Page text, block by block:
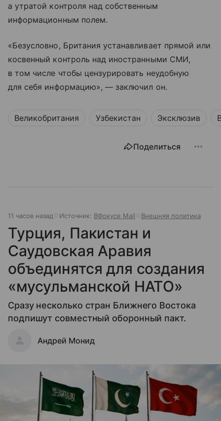
а утратой контроля над собственным
информационным полем.
«Безусловно, Британия устанавливает прямой или
косвенный контроль над иностранными СМИ,
в том числе чтобы цензурировать неудобную
для себя информацию», — заключил он.
Великобритания Узбекистан Эксклюзив
Поделиться
11 часов назад Источник: ВФокусе Mail Внешняя политика
Турция, Пакистан и
Саудовская Аравия
объединятся для создания
«мусульманской НАТО»
Сразу несколько стран Ближнего Востока
подпишут совместный оборонный пакт.
Андрей Монид